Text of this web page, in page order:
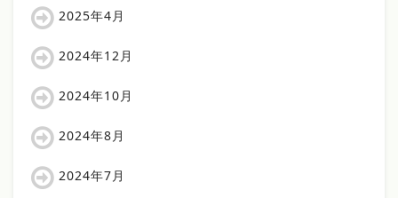
2025年4月
2024年12月
2024年10月
2024年8月
2024年7月